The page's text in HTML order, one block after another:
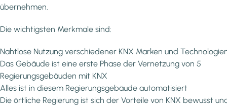
übernehmen.
Die wichtigsten Merkmale sind:
Nahtlose Nutzung verschiedener KNX Marken und
Das Gebäude ist eine erste Phase der Vernetzung von 5
Regierungsgebäuden mit KNX
Alles ist in diesem Regierungsgebäude automatisiert
Die örtliche Regierung ist sich der Vorteile von KNX bewusst